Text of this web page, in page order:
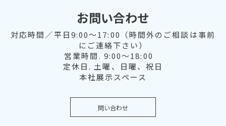
お問い合わせ
対応時間／平日9:00～17:00（時間外のご相談は事前
にご連絡下さい）
営業時間. 9:00～18:00
定休日. 土曜、日曜、祝日
本社展示スペース
問い合わせ